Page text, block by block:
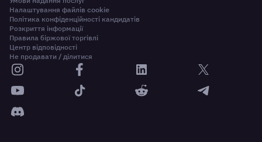
Налаштування файлів cookie
Політика конфіденційності кандидатів
Розкриття інформації
Правила біржової торгівлі
Центр відповідності
Не продавати / ділитися